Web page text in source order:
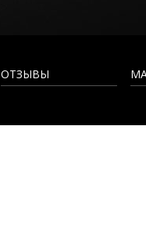
ОТЗЫВЫ